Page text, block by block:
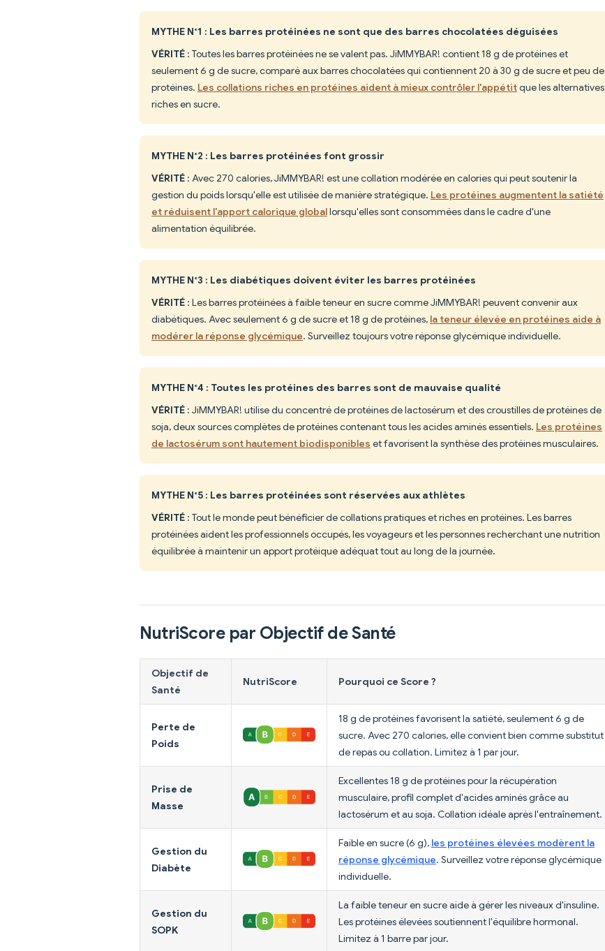
MYTHE N°1 : Les barres protéinées ne sont que des barres chocolatées déguisées
VÉRITÉ : Toutes les barres protéinées ne se valent pas. JiMMYBAR! contient 18 g de protéines et
seulement 6 g de sucre, comparé aux barres chocolatées qui contiennent 20 à 30 g de sucre et peu de
protéines. Les collations riches en protéines aident à mieux contrôler l'appétitque les alternatives
riches en sucre.
MYTHE N°2 : Les barres protéinées font grossir
VÉRITÉ : Avec 270 calories, JiMMYBAR! est une collation modérée en calories qui peut soutenir la
gestion du poids lorsqu'elle est utilisée de manière stratégique. Les protéines augmentent la satiété
et réduisent l'apport calorique globallorsqu'elles sont consommées dans le cadre d'une
alimentation équilibrée.
MYTHE N°3 : Les diabétiques doivent éviter les barres protéinées
VÉRITÉ : Les barres protéinées à faible teneur en sucre comme JiMMYBAR! peuvent convenir aux
diabétiques. Avec seulement 6 g de sucre et 18 g de protéines, la teneur élevée en protéines aide à
modérer la réponse glycémique. Surveillez toujours votre réponse glycémique individuelle.
MYTHE N°4 : Toutes les protéines des barres sont de mauvaise qualité
VÉRITÉ : JiMMYBAR! utilise du concentré de protéines de lactosérum et des croustilles de protéines de
soja, deux sources complètes de protéines contenant tous les acides aminés essentiels. Les protéines
de lactosérum sont hautement biodisponibles et favorisent la synthèse des protéines musculaires.
MYTHE N°5 : Les barres protéinées sont réservées aux athlètes
VÉRITÉ : Tout le monde peut bénéficier de collations pratiques et riches en protéines. Les barres
protéinées aident les professionnels occupés, les voyageurs et les personnes recherchant une nutrition
équilibrée à maintenir un apport protéique adéquat tout au long de la journée.
NutriScore par Objectif de Santé
Objectif de
Santé
NutriScore Pourquoi ce Score ?
Perte de
Poids
18 g de protéines favorisent la satiété, seulement 6 g de
sucre. Avec 270 calories, elle convient bien comme substitut
de repas ou collation. Limitez à 1 par jour.
Prise de
Masse
Excellentes 18 g de protéines pour la récupération
musculaire, profil complet d'acides aminés grâce au
lactosérum et au soja. Collation idéale après l'entraînement.
Gestion du
Diabète
Faible en sucre (6 g), les protéines élevées modèrent la
réponse glycémique. Surveillez votre réponse glycémique
individuelle.
Gestion du
SOPK
La faible teneur en sucre aide à gérer les niveaux d'insuline.
Les protéines élevées soutiennent l'équilibre hormonal.
Limitez à 1 barre par jour.